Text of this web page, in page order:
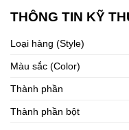
THÔNG TIN KỸ
Loại hàng (Style)
Màu sắc (Color)
Thành phần
Thành phần bột